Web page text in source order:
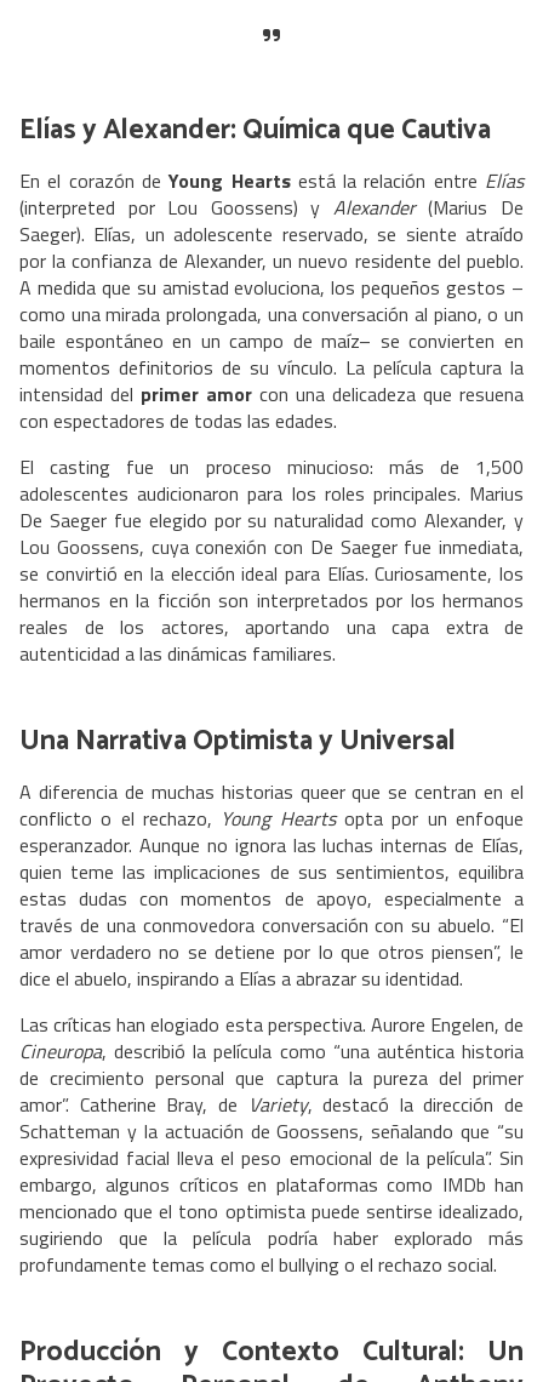
Elías y Alexander: Química que Cautiva
En el corazón deYoung Heartsestá la relación entre Elías
(interpreted por Lou Goossens) y Alexander(Marius De
Saeger). Elías, un adolescente reservado, se siente atraído
por la confianza de Alexander, un nuevo residente del pueblo.
A medida que su amistad evoluciona, los pequeños gestos –
como una mirada prolongada, una conversación al piano, o un
baile espontáneo en un campo de maíz– se convierten en
momentos definitorios de su vínculo. La película captura la
intensidad del primer amor con una delicadeza que resuena
con espectadores de todas las edades.
El casting fue un proceso minucioso: más de 1,500
adolescentes audicionaron para los roles principales. Marius
De Saeger fue elegido por su naturalidad como Alexander, y
Lou Goossens, cuya conexión con De Saeger fue inmediata,
se convirtió en la elección ideal para Elías. Curiosamente, los
hermanos en la ficción son interpretados por los hermanos
reales de los actores, aportando una capa extra de
autenticidad a las dinámicas familiares.
Una Narrativa Optimista y Universal
A diferencia de muchas historias queer que se centran en el
conflicto o el rechazo, Young Heartsopta por un enfoque
esperanzador. Aunque no ignora las luchas internas de Elías,
quien teme las implicaciones de sus sentimientos, equilibra
estas dudas con momentos de apoyo, especialmente a
través de una conmovedora conversación con su abuelo. “El
amor verdadero no se detiene por lo que otros piensen”, le
dice el abuelo, inspirando a Elías a abrazar su identidad.
Las críticas han elogiado esta perspectiva. Aurore Engelen, de
Cineuropa, describió la película como “una auténtica historia
de crecimiento personal que captura la pureza del primer
amor”. Catherine Bray, de Variety, destacó la dirección de
Schatteman y la actuación de Goossens, señalando que “su
expresividad facial lleva el peso emocional de la película”. Sin
embargo, algunos críticos en plataformas como IMDb han
mencionado que el tono optimista puede sentirse idealizado,
sugiriendo que la película podría haber explorado más
profundamente temas como el bullying o el rechazo social.
Producción y Contexto Cultural: Un